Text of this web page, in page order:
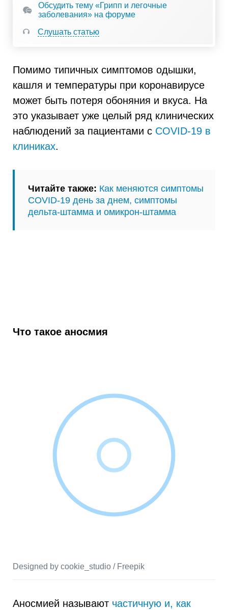
Обсудить тему «Грипп и легочные
заболевания» на форуме
Слушать статью
Помимо типичных симптомов одышки,
кашля и температуры при коронавирусе
может быть потеря обоняния и вкуса. На
это указывает уже целый ряд клинических
наблюдений за пациентами с COVID-19 в
клиниках.
Читайте также: Как меняются симптомы
COVID-19 день за днем, симптомы
дельта-штамма и омикрон-штамма
Что такое аносмия
Designed by cookie_studio / Freepik
Аносмией называют частичную и, как